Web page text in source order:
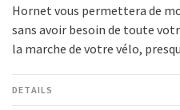
Hornet vous permettera de
sans avoir besoin de toute
la marche de votre vélo,
DETAILS